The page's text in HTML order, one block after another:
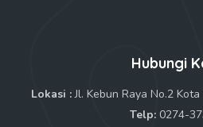
Hubungi
Lokasi : Jl. Kebun Raya No.2
Telp: 0274-